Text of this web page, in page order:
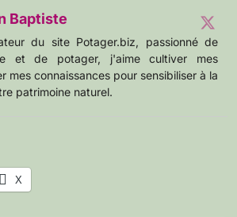
Baptiste
du site Potager.biz, passionné de
et de potager, j'aime cultiver mes
mes connaissances pour sensibiliser à la
patrimoine naturel.
X